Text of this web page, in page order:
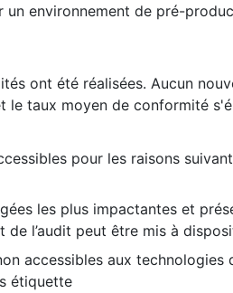
environnement de pré-
ont été réalisées. Aucun
le taux moyen de conformité
pour les raisons
les plus impactantes et
de l’audit peut être mis à
accessibles aux technologies
étiquette